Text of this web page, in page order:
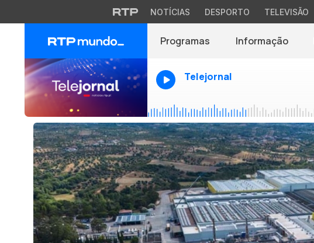
NOTÍCIAS DESPORTO TELEVISÃO
Programas Informação
Telejornal